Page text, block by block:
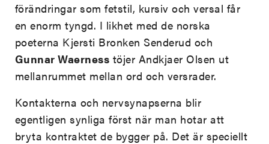
förändringar som fetstil, kursiv och versal får
en enorm tyngd. I likhet med de norska
poeterna Kjersti Bronken Senderud och
Gunnar Waerness töjer Andkjaer Olsen ut
mellanrummet mellan ord och versrader.
Kontakterna och nervsynapserna blir
egentligen synliga först när man hotar att
bryta kontraktet de bygger på. Det är speciellt